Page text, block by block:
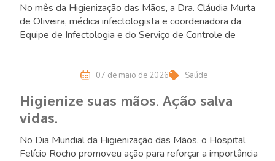
No mês da Higienização das Mãos, a Dra. Cláudia Murta
de Oliveira, médica infectologista e coordenadora da
Equipe de Infectologia e do Serviço de Controle de
prevenção de infecções.07 de maio de 2026 Saúde
Higienize suas mãos. Ação salva
vidas.
No Dia Mundial da Higienização das Mãos, o Hospital
Felício Rocho promoveu ação para reforçar a importância